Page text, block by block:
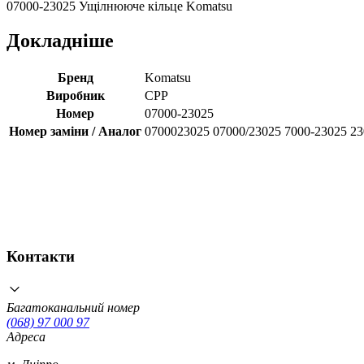
07000-23025 Ущілнююче кільце Komatsu
Докладніше
Бренд
Komatsu
Виробник
CPP
Номер
07000-23025
Номер заміни / Аналог 0700023025 07000/23025 7000-23025
Контакти
Багатоканальний номер
(068) 97 000 97
Адреса